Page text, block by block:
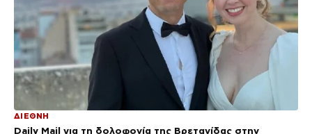
ΔΙΕΘΝΗ
Daily Mail για τη δολοφονία της Βρετανίδας στην